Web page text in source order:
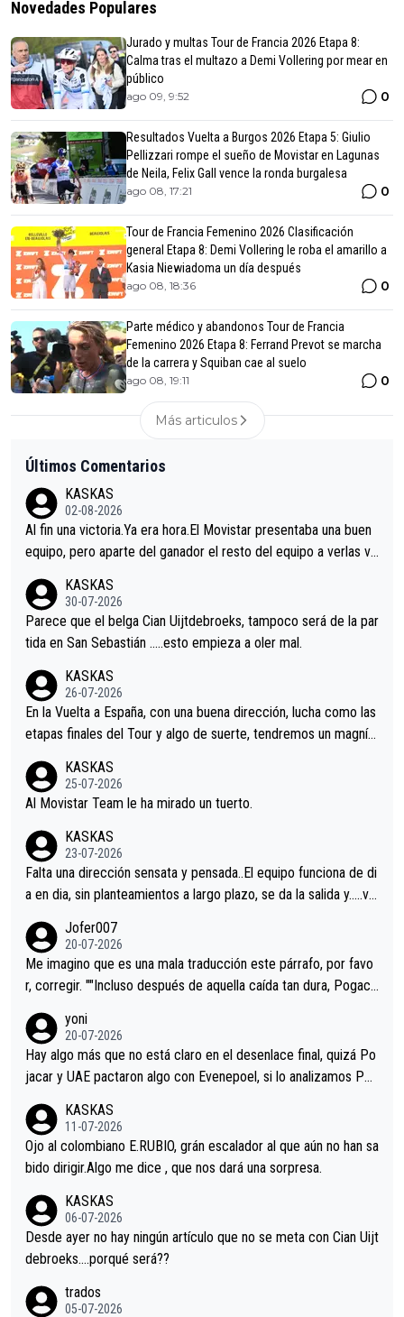
Novedades Populares
Jurado y multas Tour de Francia 2026 Etapa 8:
Calma tras el multazo a Demi Vollering por mear en
público
ago 09, 9:52 0
Resultados Vuelta a Burgos 2026 Etapa 5: Giulio
Pellizzari rompe el sueño de Movistar en Lagunas
de Neila, Felix Gall vence la ronda burgalesa
ago 08, 17:21 0
Tour de Francia Femenino 2026 Clasificación
general Etapa 8: Demi Vollering le roba el amarillo a
Kasia Niewiadoma un día después
ago 08, 18:36 0
Parte médico y abandonos Tour de Francia
Femenino 2026 Etapa 8: Ferrand Prevot se marcha
de la carrera y Squiban cae al suelo
ago 08, 19:11 0
Más articulos
Últimos Comentarios
KASKAS
02-08-2026
Al fin una victoria.Ya era hora.El Movistar presentaba una buen
equipo, pero aparte del ganador el resto del equipo a verlas ve
s.La única buena noticia es la mejoría de Enric Más en San Seb
astian.Si en la Vuelta a Burgos sigue la mejoría, podríamos ten
er alguna sorpresa en la Vuelta.Ojalá.
KASKAS
30-07-2026
Parece que el belga Cian Uijtdebroeks, tampoco será de la par
tida en San Sebastián …..esto empieza a oler mal.
KASKAS
26-07-2026
En la Vuelta a España, con una buena dirección, lucha como las
etapas finales del Tour y algo de suerte, tendremos un magnífi
KASKAS
25-07-2026
Al Movistar Team le ha mirado un tuerto.
KASKAS
23-07-2026
Falta una dirección sensata y pensada..El equipo funciona de di
a en dia, sin planteamientos a largo plazo, se da la salida y…..ve
Minguez, Velez etc etc.Me da pena vivir estos momentos tan
tristes sin victorias.
Jofer007
20-07-2026
Me imagino que es una mala traducción este párrafo, por favo
r, corregir. ""Incluso después de aquella caída tan dura, Pogaca
permaneció pegado a su rueda. Parecía increíble la forma en l
a que era capaz de controlar el miedo", recordó."
yoni
20-07-2026
Hay algo más que no está claro en el desenlace final, quizá Po
jacar y UAE pactaron algo con Evenepoel, si lo analizamos Poj
i sin pedalear, luego está el saludo con Evenepoel dándose la
mano de una manera muy fraternal, más allá de los típicos toqu
es en el hombro con que saludaba a Vingegard. Ahí hubo una in
eta, a ver si por querer poner a Del Toro con calzador en posi
ción de podio UAE y Pojacar se van complicar el tour.
KASKAS
11-07-2026
Ojo al colombiano E.RUBIO, grán escalador al que aún no han sa
bido dirigir.Algo me dice , que nos dará una sorpresa.
KASKAS
06-07-2026
Desde ayer no hay ningún artículo que no se meta con Cian Uijt
debroeks….porqué será??
trados
05-07-2026